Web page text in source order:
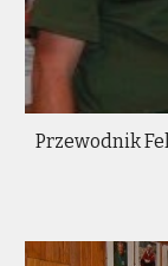
Przewodnik